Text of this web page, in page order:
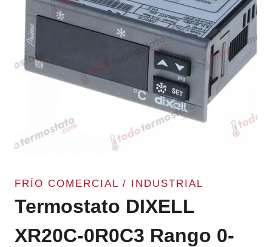
FRÍO COMERCIAL / INDUSTRIAL
Termostato DIXELL
XR20C-0R0C3 Rango 0-